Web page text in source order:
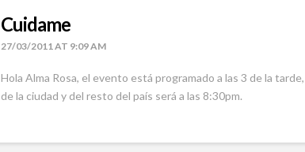
Cuidame
27/03/2011 AT 9:09 AM
Hola Alma Rosa, el evento está programado a las 3 de la
de la ciudad y del resto del país será a las 8:30pm.